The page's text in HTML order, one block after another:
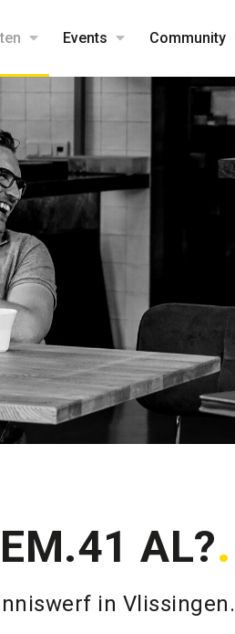
Events Community
AL?
in Vlissingen.